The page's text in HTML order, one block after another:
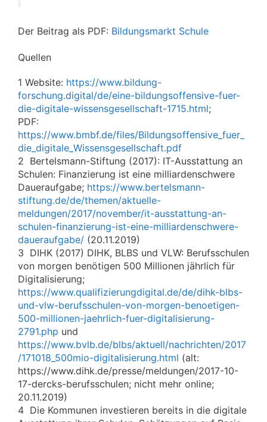
Der Beitrag als PDF: Bildungsmarkt Schule
Quellen
1 Website: https://www.bildung-
forschung.digital/de/eine-bildungsoffensive-fuer-
die-digitale-wissensgesellschaft-1715.html;
PDF:
https://www.bmbf.de/files/Bildungsoffensive_fuer_
die_digitale_Wissensgesellschaft.pdf
2 Bertelsmann-Stiftung (2017): IT-Ausstattung an
Schulen: Finanzierung ist eine milliardenschwere
Daueraufgabe; https://www.bertelsmann-
stiftung.de/de/themen/aktuelle-
meldungen/2017/november/it-ausstattung-an-
schulen-finanzierung-ist-eine-milliardenschwere-
daueraufgabe/ (20.11.2019)
3 DIHK (2017) DIHK, BLBS und VLW: Berufsschulen
von morgen benötigen 500 Millionen jährlich für
Digitalisierung;
https://www.qualifizierungdigital.de/de/dihk-blbs-
und-vlw-berufsschulen-von-morgen-benoetigen-
500-millionen-jaehrlich-fuer-digitalisierung-
2791.php und
https://www.bvlb.de/blbs/aktuell/nachrichten/2017
/171018_500mio-digitalisierung.html (alt:
https://www.dihk.de/presse/meldungen/2017-10-
17-dercks-berufsschulen; nicht mehr online;
20.11.2019)
4 Die Kommunen investieren bereits in die digitale